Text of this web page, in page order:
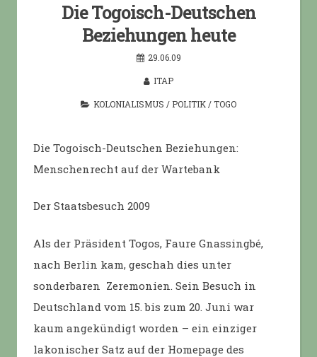
Die Togoisch-Deutschen
Beziehungen heute
29.06.09
ITAP
KOLONIALISMUS / POLITIK /TOGO
Die Togoisch-Deutschen Beziehungen:
Menschenrecht auf der Wartebank
Der Staatsbesuch 2009
Als der Präsident Togos, Faure Gnassingbé,
nach Berlin kam, geschah dies unter
sonderbaren Zeremonien. Sein Besuch in
Deutschland vom 15. bis zum 20. Juni war
kaum angekündigt worden – ein einziger
lakonischer Satz auf der Homepage des